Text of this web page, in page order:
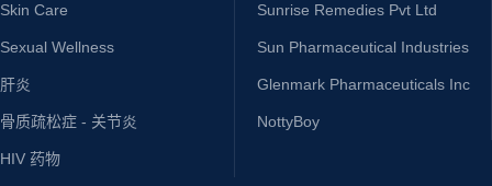
Skin Care
Sexual Wellness
肝炎
骨质疏松症 - 关节炎
HIV 药物
Sunrise Remedies Pvt Ltd
Sun Pharmaceutical Industries
Glenmark Pharmaceuticals Inc
NottyBoy